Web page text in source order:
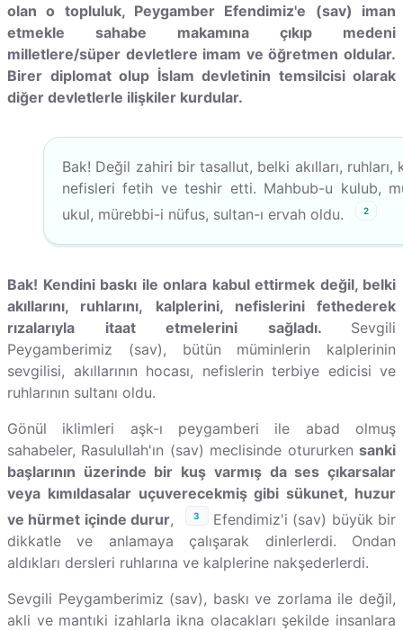
olan o topluluk, Peygamber Efendimiz'e (sav) iman
etmekle sahabe makamına çıkıp medeni
milletlere/süper devletlere imam ve öğretmen oldular.
Birer diplomat olup İslam devletinin temsilcisi olarak
diğer devletlerle ilişkiler kurdular.
Bak! Değil zahiri bir tasallut, belki akılları, ruhları,
nefisleri fetih ve teshir etti. Mahbub-u kulub,
ukul, mürebbi-i nüfus, sultan-ı ervah oldu.
2
Bak! Kendini baskı ile onlara kabul ettirmek değil, belki
akıllarını, ruhlarını, kalplerini, nefislerini fethederek
rızalarıyla itaat etmelerini sağladı. Sevgili
Peygamberimiz (sav), bütün müminlerin kalplerinin
sevgilisi, akıllarının hocası, nefislerin terbiye edicisi ve
ruhlarının sultanı oldu.
Gönül iklimleri aşk-ı peygamberi ile abad olmuş
sahabeler, Rasulullah'ın (sav) meclisinde otururken sanki
başlarının üzerinde bir kuş varmış da ses çıkarsalar
veya kımıldasalar uçuverecekmiş gibi sükunet, huzur
ve hürmet içinde durur, 3
Efendimiz'i (sav) büyük bir
dikkatle ve anlamaya çalışarak dinlerlerdi. Ondan
aldıkları dersleri ruhlarına ve kalplerine nakşederlerdi.
Sevgili Peygamberimiz (sav), baskı ve zorlama ile değil,
akli ve mantıki izahlarla ikna olacakları şekilde insanlara